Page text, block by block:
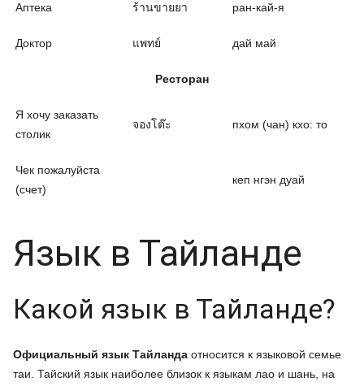
Аптека ร้านขายยา ран-кай-я
Доктор แพทย์ дай май
Ресторан
Я хочу заказать
столик
จองโต๊ะ пхом (чан) кхо: то
Чек пожалуйста
(счет)
кеп нгэн дуай
Язык в Тайланде
Какой язык в Тайланде?
Официальный язык Тайланда относится к языковой семье
таи. Тайский язык наиболее близок к языкам лао и шань, на